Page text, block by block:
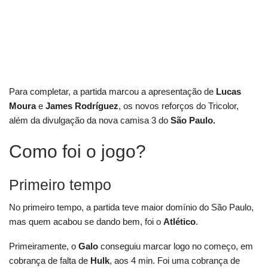
Para completar, a partida marcou a apresentação de Lucas
Mourae James Rodríguez, os novos reforços do Tricolor,
além da divulgação da nova camisa 3 do São Paulo.
Como foi o jogo?
Primeiro tempo
No primeiro tempo, a partida teve maior domínio do São Paulo,
mas quem acabou se dando bem, foi o Atlético.
Primeiramente, o Galo conseguiu marcar logo no começo, em
cobrança de falta de Hulk, aos 4 min. Foi uma cobrança de